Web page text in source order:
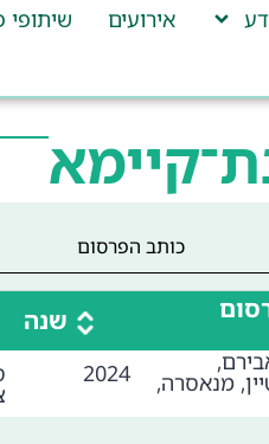
אירועים שיתופי
שנה
מנאסרה, 2024